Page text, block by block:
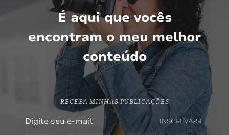
É aqui que vocês
encontram o meu melhor
conteúdo
RECEBA MINHAS PUBLICAÇÕES
INSCREVA-SE